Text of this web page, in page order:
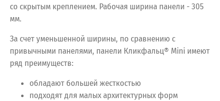
со скрытым креплением. Рабочая ширина панели - 305
мм.
За счет уменьшенной ширины, по сравнению с
привычными панелями, панели Кликфальц® Mini имеют
ряд преимуществ:
обладают большей жесткостью
подходят для малых архитектурных форм